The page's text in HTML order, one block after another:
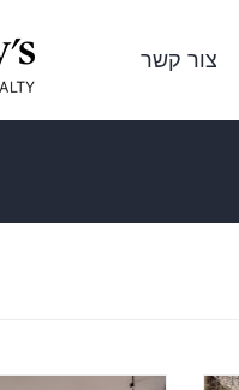
צור קשר